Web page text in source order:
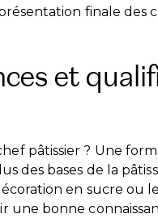
finale des
et
pâtissier ? Une
des bases de la
en sucre ou
une bonne